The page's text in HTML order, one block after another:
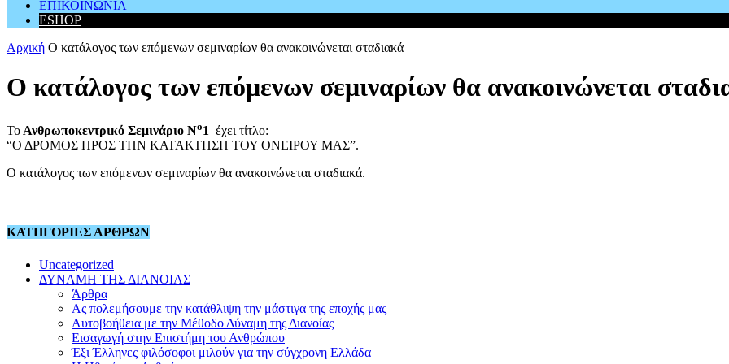
ΕΠΙΚΟΙΝΩΝΙΑ
ESHOP
Αρχική Ο κατάλογος των επόμενων σεμιναρίων θα ανακοινώνεται σταδιακά
Ο κατάλογος των επόμενων σεμιναρίων θα ανακοινώνεται
Το Ανθρωποκεντρικό Σεμινάριο Νο1 έχει τίτλο:
“Ο ΔΡΟΜΟΣ ΠΡΟΣ ΤΗΝ ΚΑΤΑΚΤΗΣΗ ΤΟΥ ΟΝΕΙΡΟΥ ΜΑΣ”.
Ο κατάλογος των επόμενων σεμιναρίων θα ανακοινώνεται σταδιακά.
ΚΑΤΗΓΟΡΙΕΣ ΑΡΘΡΩΝ
Uncategorized
ΔΥΝΑΜΗ ΤΗΣ ΔΙΑΝΟΙΑΣ
Άρθρα
Ας πολεμήσουμε την κατάθλιψη την μάστιγα της εποχής μας
Αυτοβοήθεια με την Μέθοδο Δύναμη της Διανοίας
Εισαγωγή στην Επιστήμη του Ανθρώπου
Έξι Έλληνες φιλόσοφοι μιλούν για την σύγχρονη Ελλάδα